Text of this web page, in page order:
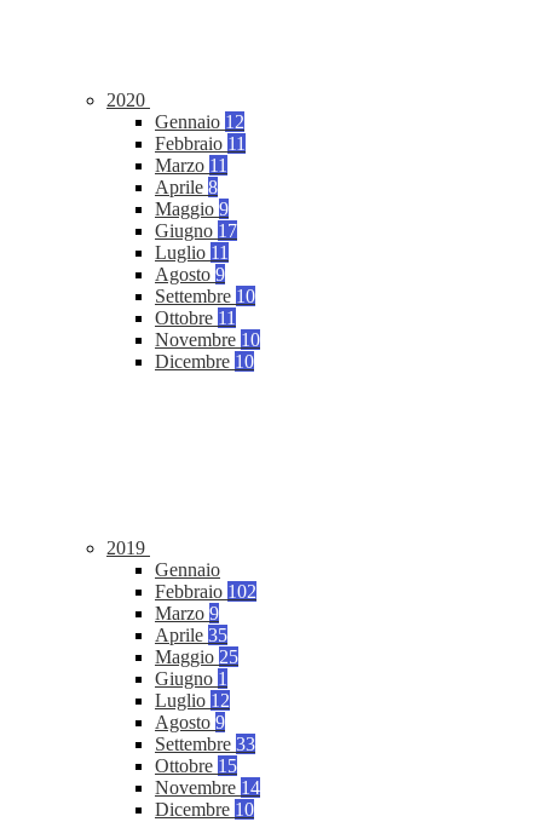
2020
Gennaio 12
Febbraio 11
Marzo 11
Aprile 8
Maggio 9
Giugno 17
Luglio 11
Agosto 9
Settembre 10
Ottobre 11
Novembre 10
Dicembre 10
2019
Gennaio
Febbraio 102
Marzo 9
Aprile 35
Maggio 25
Giugno 1
Luglio 12
Agosto 9
Settembre 33
Ottobre 15
Novembre 14
Dicembre 10